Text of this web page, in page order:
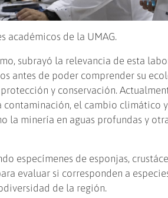
académicos de la UMAG.
subrayó la relevancia de esta
antes de poder comprender su
y conservación.
contaminación, el cambio climático
la minería en aguas profundas y
especímenes de esponjas,
evaluar si corresponden a
de la región.